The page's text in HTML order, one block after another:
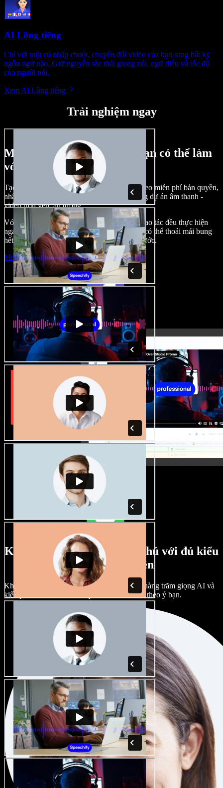
AI Lồng tiếng
Chỉ với một cú nhấp chuột, chuyển đổi video của bạn sang bất kỳ
ngôn ngữ nào. Giữ nguyên sắc thái giọng nói, ngữ điệu và tốc độ
của người nói.
Xem AI Lồng tiếng
Trải nghiệm ngay
Một vài ví dụ về những gì bạn có thể làm
với Speechify Studio
Tạo lồng tiếng, chèn hình ảnh, âm thanh, video miễn phí bản quyền,
nhân bản giọng nói của bạn để tạo nên những dự án âm thanh -
video trọn vẹn, ấn tượng.
Với giao diện trực quan, dễ làm quen, mọi thao tác đều thực hiện
ngay trên trình duyệt, nhà sáng tạo nội dung có thể thoải mái bung
hết ý tưởng mà không còn bị bó buộc như trước.
Mở Studio
Kho giọng nam, nữ phong phú với đủ kiểu
giọng vùng miền
Không dự án nào phải giống nhau. Chọn từ hàng trăm giọng AI và
kiểu phát âm khác nhau; tùy chỉnh hoàn toàn theo ý bạn.